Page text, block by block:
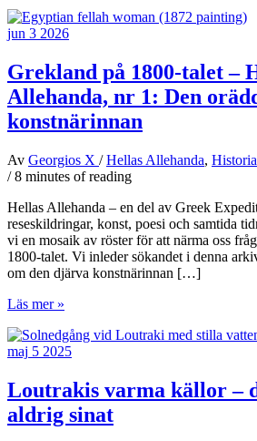
jun 3 2026
Grekland på 1800-talet –
Allehanda, nr 1: Den
konstnärinnan
Av Georgios X /Hellas Allehanda, Historia
/8 minutes of reading
Hellas Allehanda – en del av Greek
reseskildringar, konst, poesi och samtida
vi en mosaik av röster för att närma oss
1800-talet. Vi inleder sökandet i denna
om den djärva konstnärinnan […]
Grekland
1800-
talet
Hellas
Allehanda,
nr
Läs mer »
maj 5 2025
Loutrakis varma källor –
aldrig sinat